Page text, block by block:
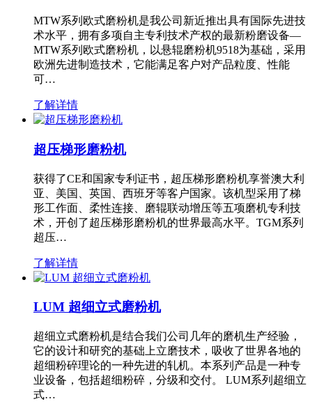
MTW系列欧式磨粉机是我公司新近推出具有国际先进技
术水平，拥有多项自主专利技术产权的最新粉磨设备—
MTW系列欧式磨粉机，以悬辊磨粉机9518为基础，采用
欧洲先进制造技术，它能满足客户对产品粒度、性能
可…
了解详情
超压梯形磨粉机
获得了CE和国家专利证书，超压梯形磨粉机享誉澳大利
亚、美国、英国、西班牙等客户国家。该机型采用了梯
形工作面、柔性连接、磨辊联动增压等五项磨机专利技
术，开创了超压梯形磨粉机的世界最高水平。TGM系列
超压…
了解详情
LUM 超细立式磨粉机
超细立式磨粉机是结合我们公司几年的磨机生产经验，
它的设计和研究的基础上立磨技术，吸收了世界各地的
超细粉碎理论的一种先进的轧机。本系列产品是一种专
业设备，包括超细粉碎，分级和交付。 LUM系列超细立
式…